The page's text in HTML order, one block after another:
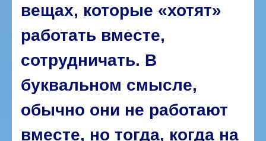
вещах, которые «хотят»
работать вместе,
сотрудничать. В
буквальном смысле,
обычно они не работают
вместе, но тогда, когда на